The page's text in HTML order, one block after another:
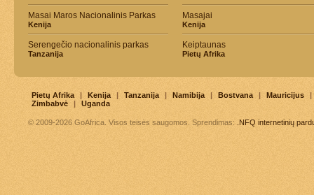
Masai Maros Nacionalinis Parkas
Kenija
Serengečio nacionalinis parkas
Tanzanija
Masajai
Kenija
Keiptaunas
Pietų Afrika
Pietų Afrika | Kenija | Tanzanija | Namibija | Bostvana | Mauricijus
|
Zimbabvė
| Uganda
© 2009-2026 GoAfrica. Visos teisės saugomos. Sprendimas: .NFQ internetinių